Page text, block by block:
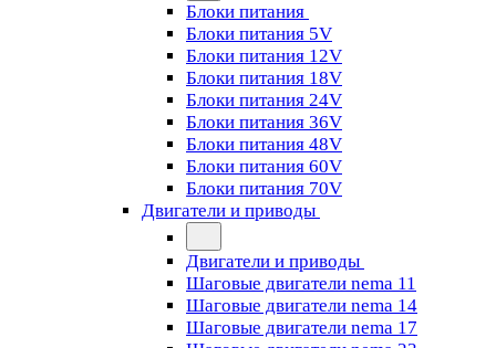
Блоки питания
Блоки питания 5V
Блоки питания 12V
Блоки питания 18V
Блоки питания 24V
Блоки питания 36V
Блоки питания 48V
Блоки питания 60V
Блоки питания 70V
Двигатели и приводы
Двигатели и приводы
Шаговые двигатели nema 11
Шаговые двигатели nema 14
Шаговые двигатели nema 17